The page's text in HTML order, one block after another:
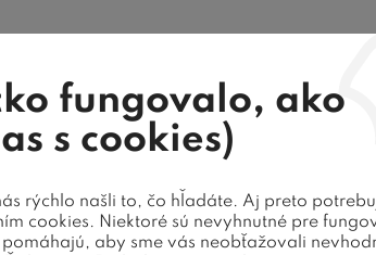
fungovalo, ako
s cookies)
rýchlo našli to, čo hľadáte. Aj preto
cookies. Niektoré sú nevyhnutné pre
aby sme vás neobťažovali